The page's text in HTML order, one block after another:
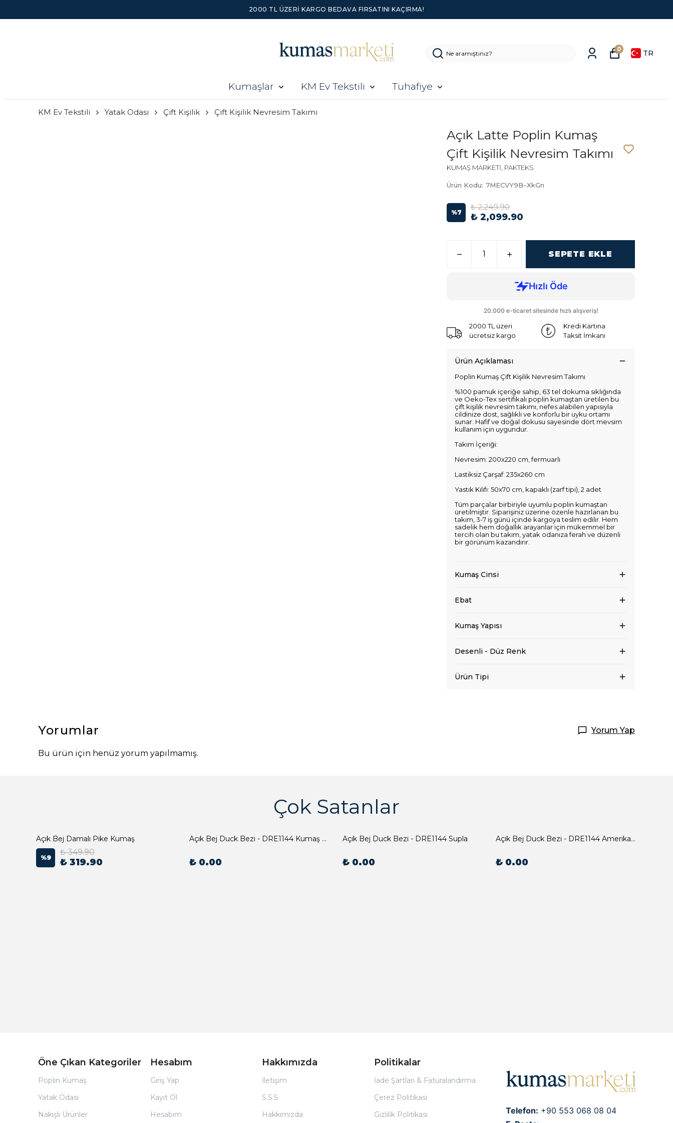
2000 TL ÜZERI KARGO BEDAVA FIRSATINI KAÇIRMA!
Kumaşlar KM Ev Tekstili Tuhafiye
0 TR
KM Ev Tekstili Yatak Odası Çift Kişilik Çift Kişilik Nevresim Takımı
Açık Latte Poplin Kumaş
Çift Kişilik Nevresim Takımı
KUMAŞ MARKETİ, PAKTEKS
Ürün Kodu: 7MECVY9B-XkGn
%7
₺ 2,249.90
₺ 2,099.90
SEPETE EKLE
2000 TL üzeri
ücretsiz kargo
Kredi Kartına
Taksit İmkanı
Ürün Açıklaması
Poplin Kumaş Çift Kişilik Nevresim Takımı
%100 pamuk içeriğe sahip, 63 tel dokuma sıklığında
ve Oeko-Tex sertifikalı poplin kumaştan üretilen bu
çift kişilik nevresim takımı, nefes alabilen yapısıyla
cildinize dost, sağlıklı ve konforlu bir uyku ortamı
sunar. Hafif ve doğal dokusu sayesinde dört mevsim
kullanım için uygundur.
Takım İçeriği:
Nevresim: 200x220 cm, fermuarlı
Lastiksiz Çarşaf: 235x260 cm
Yastık Kılıfı: 50x70 cm, kapaklı (zarf tipi), 2 adet
Tüm parçalar birbiriyle uyumlu poplin kumaştan
üretilmiştir. Siparişiniz üzerine özenle hazırlanan bu
takım, 3-7 iş günü içinde kargoya teslim edilir. Hem
sadelik hem doğallık arayanlar için mükemmel bir
tercih olan bu takım, yatak odanıza ferah ve düzenli
bir görünüm kazandırır.
Kumaş Cinsi
Ebat
Kumaş Yapısı
Desenli - Düz Renk
Ürün Tipi
Yorumlar Yorum Yap
Bu ürün için henüz yorum yapılmamış.
Çok Satanlar
Açık Bej Damalı Pike Kumaş
%9
₺ 349.90
₺ 319.90
Açık Bej Duck Bezi - DRE1144 Kumaş Peçete
₺ 0.00
Açık Bej Duck Bezi - DRE1144 Supla
₺ 0.00
Açık Bej Duck Bezi - DRE1144 Amerikan Servis
₺ 0.00
Öne Çıkan Kategoriler
Poplin Kumaş
Yatak Odası
Nakışlı Ürünler
Hesabım
Giriş Yap
Kayıt Ol
Hesabım
Hakkımızda
İletişim
S.S.S
Hakkımızda
Politikalar
İade Şartları & Faturalandırma
Çerez Politikası
Gizlilik Politikası
Telefon: +90 553 068 08 04